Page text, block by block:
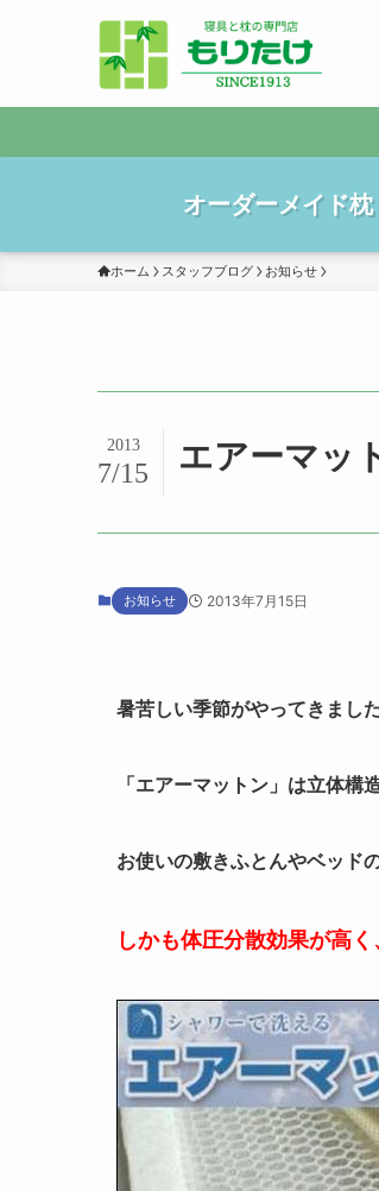
オーダーメイド枕
ホーム スタッフブログ お知らせ
エアーマッ
2013
7/15
お知らせ 2013年7月15日
暑苦しい季節がやってきまし
「エアーマットン」は立体構
お使いの敷きふとんやベッド
しかも体圧分散効果が高